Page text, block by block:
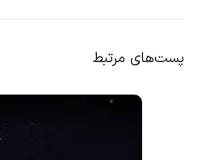
پست‌های مرتبط